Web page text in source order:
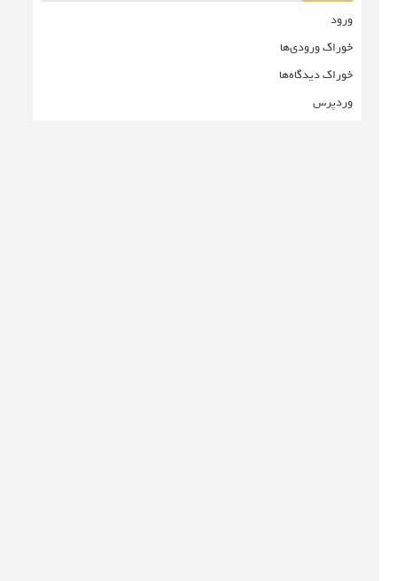
ورود
خوراک ورودی‌ها
خوراک دیدگاه‌ها
وردپرس